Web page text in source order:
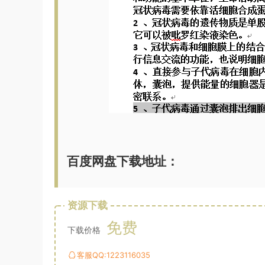
百度网盘下载地址：
资源下载
下载价格 免费
客服QQ:1223116035